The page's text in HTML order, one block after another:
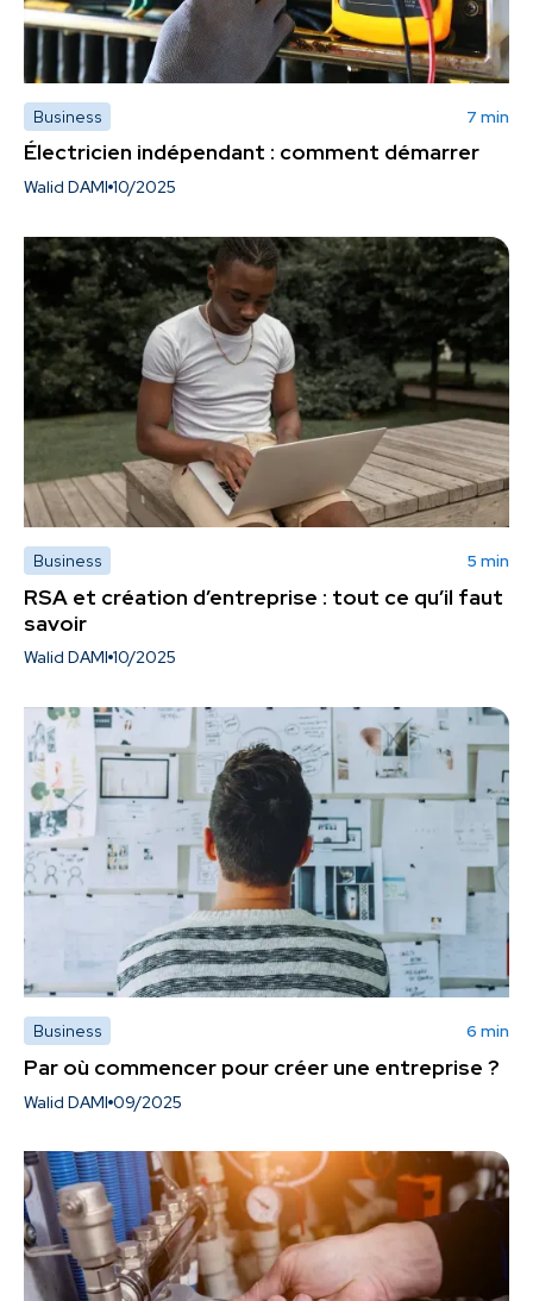
Business 7 min
Électricien indépendant : comment démarrer
Walid DAMI 10/2025
Business 5 min
RSA et création d’entreprise : tout ce qu’il faut
savoir
Walid DAMI 10/2025
Business 6 min
Par où commencer pour créer une entreprise ?
Walid DAMI 09/2025